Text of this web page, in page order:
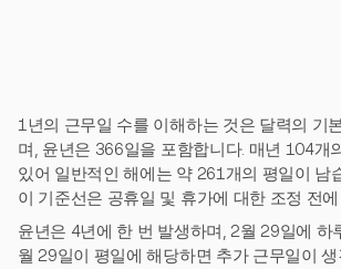
1년의 근무일 수를 이해하는 것은 달력의 기
며, 윤년은 366일을 포함합니다. 매년 104개
있어 일반적인 해에는 약 261개의 평일이
이 기준선은 공휴일 및 휴가에 대한 조정 전
윤년은 4년에 한 번 발생하며, 2월 29일에
월 29일이 평일에 해당하면 추가 근무일이